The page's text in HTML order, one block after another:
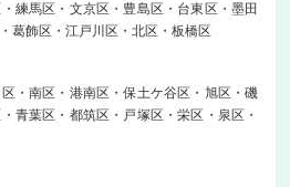
練馬区 文京区 豊島区 台東区
墨田
葛飾区 江戸川区 北区 板橋区
南区 港南区 保土ケ谷区 旭区
磯
青葉区 都筑区 戸塚区 栄区
泉区